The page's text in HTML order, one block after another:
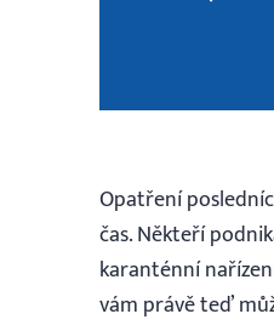
Opatření
čas. Někteří
karanténní
vám právě teď